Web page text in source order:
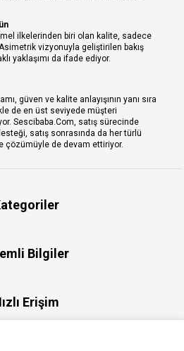
ilkelerinden biri olan kalite, sadece
vizyonuyla geliştirilen bakış
yaklaşımı da ifade ediyor.
güven ve kalite anlayışının yanı sıra
de en üst seviyede müşteri
Sescibaba.Com, satış sürecinde
satış sonrasında da her türlü
çözümüyle de devam ettiriyor.
Bilgiler
Erişim